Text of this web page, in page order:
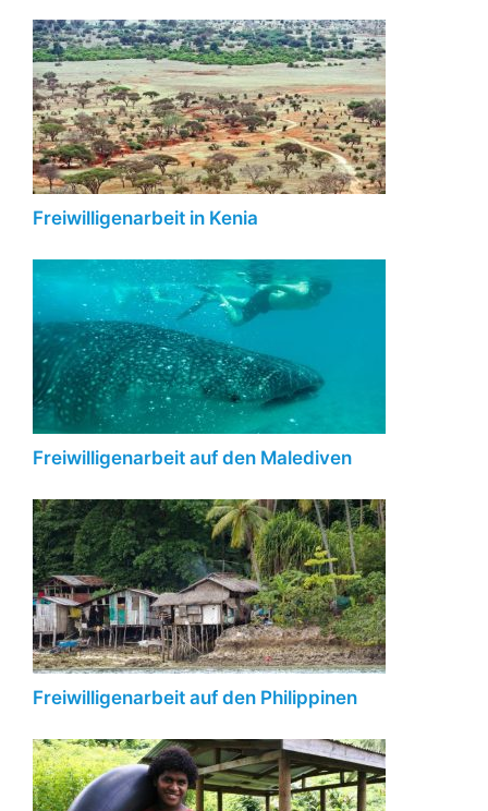
Freiwilligenarbeit in Kenia
Freiwilligenarbeit auf den Malediven
Freiwilligenarbeit auf den Philippinen